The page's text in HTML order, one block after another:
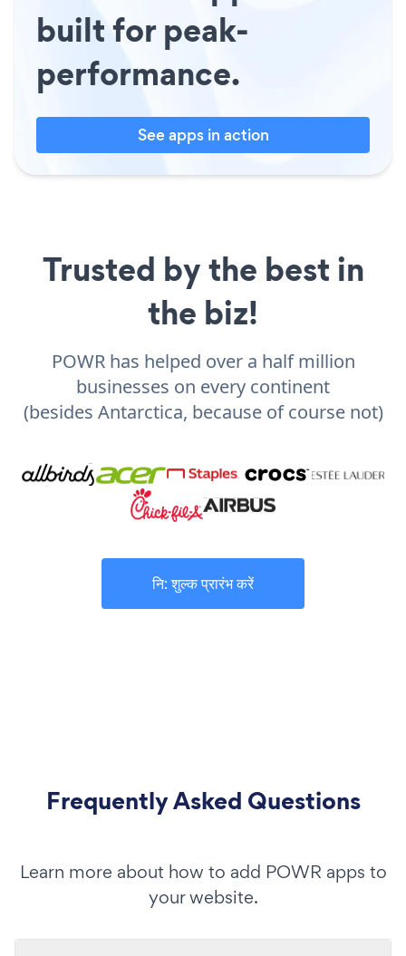
built for peak-
performance.
See apps in action
Trusted by the best in
the biz!
POWR has helped over a half million
businesses on every continent
(besides Antarctica, because of course not)
नि: शुल्क प्रारंभ करें
Frequently Asked Questions
Learn more about how to add POWR apps to
your website.